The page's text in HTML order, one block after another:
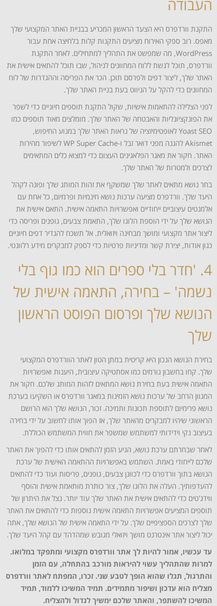
העבודה
התקנת וורדפרס היא הצעד הראשון המכריע בבניית האתר המקצועי שלך
מאפס. רוב ספקי האירוח מציעים התקנות קלות בלחיצה אחת עבור
WordPress, מה שמפשט את התהליך למתחילים. לאחר התקנת
וורדפרס, תוכל לגשת ללוח המחוונים לניהול, שבו תוכל להתאים אישית את
האתר שלך, ליצור דפים ולפרסם תוכן. הכר את הפריסה וההגדרות של לוח
המחוונים כדי להקל על הניווט בעת בניית האתר שלך.
לפני הצלילה להתאמות אישיות, שקול התקנת תוספים חיוניים כדי לשפר
את הפונקציונליות והאבטחה של האתר שלך. מומלצים מאוד תוספים כמו
Yoast SEO לאופטימיזציה של נראות האתר שלך במנוע החיפוש,
Akismet להגנה מפני דואר זבל ו-WP Super Cache לשיפור מהירות
האתר. חקור את מאגר הפלאגינים העצום כדי למצוא כלים המתאימים
לצרכים ולמטרות של האתר שלך.
בחר נושא מתאים לאתר שלך שמשקף את זהות המותג שלך ופונה לקהל
היעד שלך. וורדפרס מציעה ערכות נושא חינמיות ופרמיום, כל אחת עם
אלמנטים עיצוביים ייחודיים ואפשרויות התאמה אישית. התאם אישית את
הנושא שלך על ידי הוספת הלוגו שלך, התאמת צבעים, גופנים ופריסה כדי
ליצור אתר מקצועי ומושך מבחינה ויזואלית. אל תשכח להגדיר דפים חיוניים
כגון אודות, יצירת קשר ומדיניות פרטיות כדי לספק למבקרים מידע רלוונטי.
4. 'חדר בלי ספרים הוא כמו גוף בלי
נשמה' – בחירה, התאמה אישית של
הנושא שלך ופרסום הפוסט הראשון
שלך
בחירת הנושא הנכון היא קריטית במתן הטון לאתר הוורדפרס המקצועי
שלך. קחו בחשבון גורמים כמו אסתטיקה עיצובית, היענות ואפשרויות
התאמה אישית בעת בחירת נושא המתאים לזהות המותג שלכם. חקור את
המגוון הרחב של ערכות נושא הזמינות במאגר וורדפרס או השקיעו בערכת
נושא פרימיום לתוספת תכונות ותמיכה. זכור, הנושא שלך הוא הרושם
הראשוני שיהיו למבקרים מהאתר שלך, אז הפוך אותו לחשוב על ידי בחירה
בעיצוב נקי וידידותי למשתמש שמשפר את חווית המשתמש הכוללת.
לאחר שבחרתם ערכת נושא, הגיע הזמן להתאים אותו כדי להפוך את האתר
שלכם לייחודי באמת. השתמש באפשרויות ההתאמה האישית של ערכת
הנושא בתוך וורדפרס כדי לכוונן צבעים, גופנים, פריסות ועוד כדי להתאים
להעדפותיך. העלה את הלוגו שלך, צור כותרת מותאמת אישית והוסף
ווידג'טים כדי להתאים אישית את האתר שלך עוד יותר. נצל את היתרון של
תוספים המציעים אפשרויות התאמה אישית נוספות כדי להתאים את האתר
שלך לצרכים הספציפיים שלך. על ידי התאמה אישית של הנושא שלך, אתה
יכול ליצור אתר אינטרנט מושך ויזואלי מגובש שמהדהד עם קהל היעד שלך.
עד עכשיו, אמור להיות לך אתר וורדפרס מקצועי ומתפקד במלואו.
למרות שהתהליך עשוי להיראות מורכב בהתחלה, עם הזמן
והתרגול, תגלו שהוא הופך לטבע שני. זכרו, המפתח לאתר וורדפרס
מצליח הוא עדכון ושיפור מתמידים. תמיד המשיכו ללמוד, תמיד
המשיכו להשתפר, והאתר שלכם ימשיך לגדול ולהצליח.